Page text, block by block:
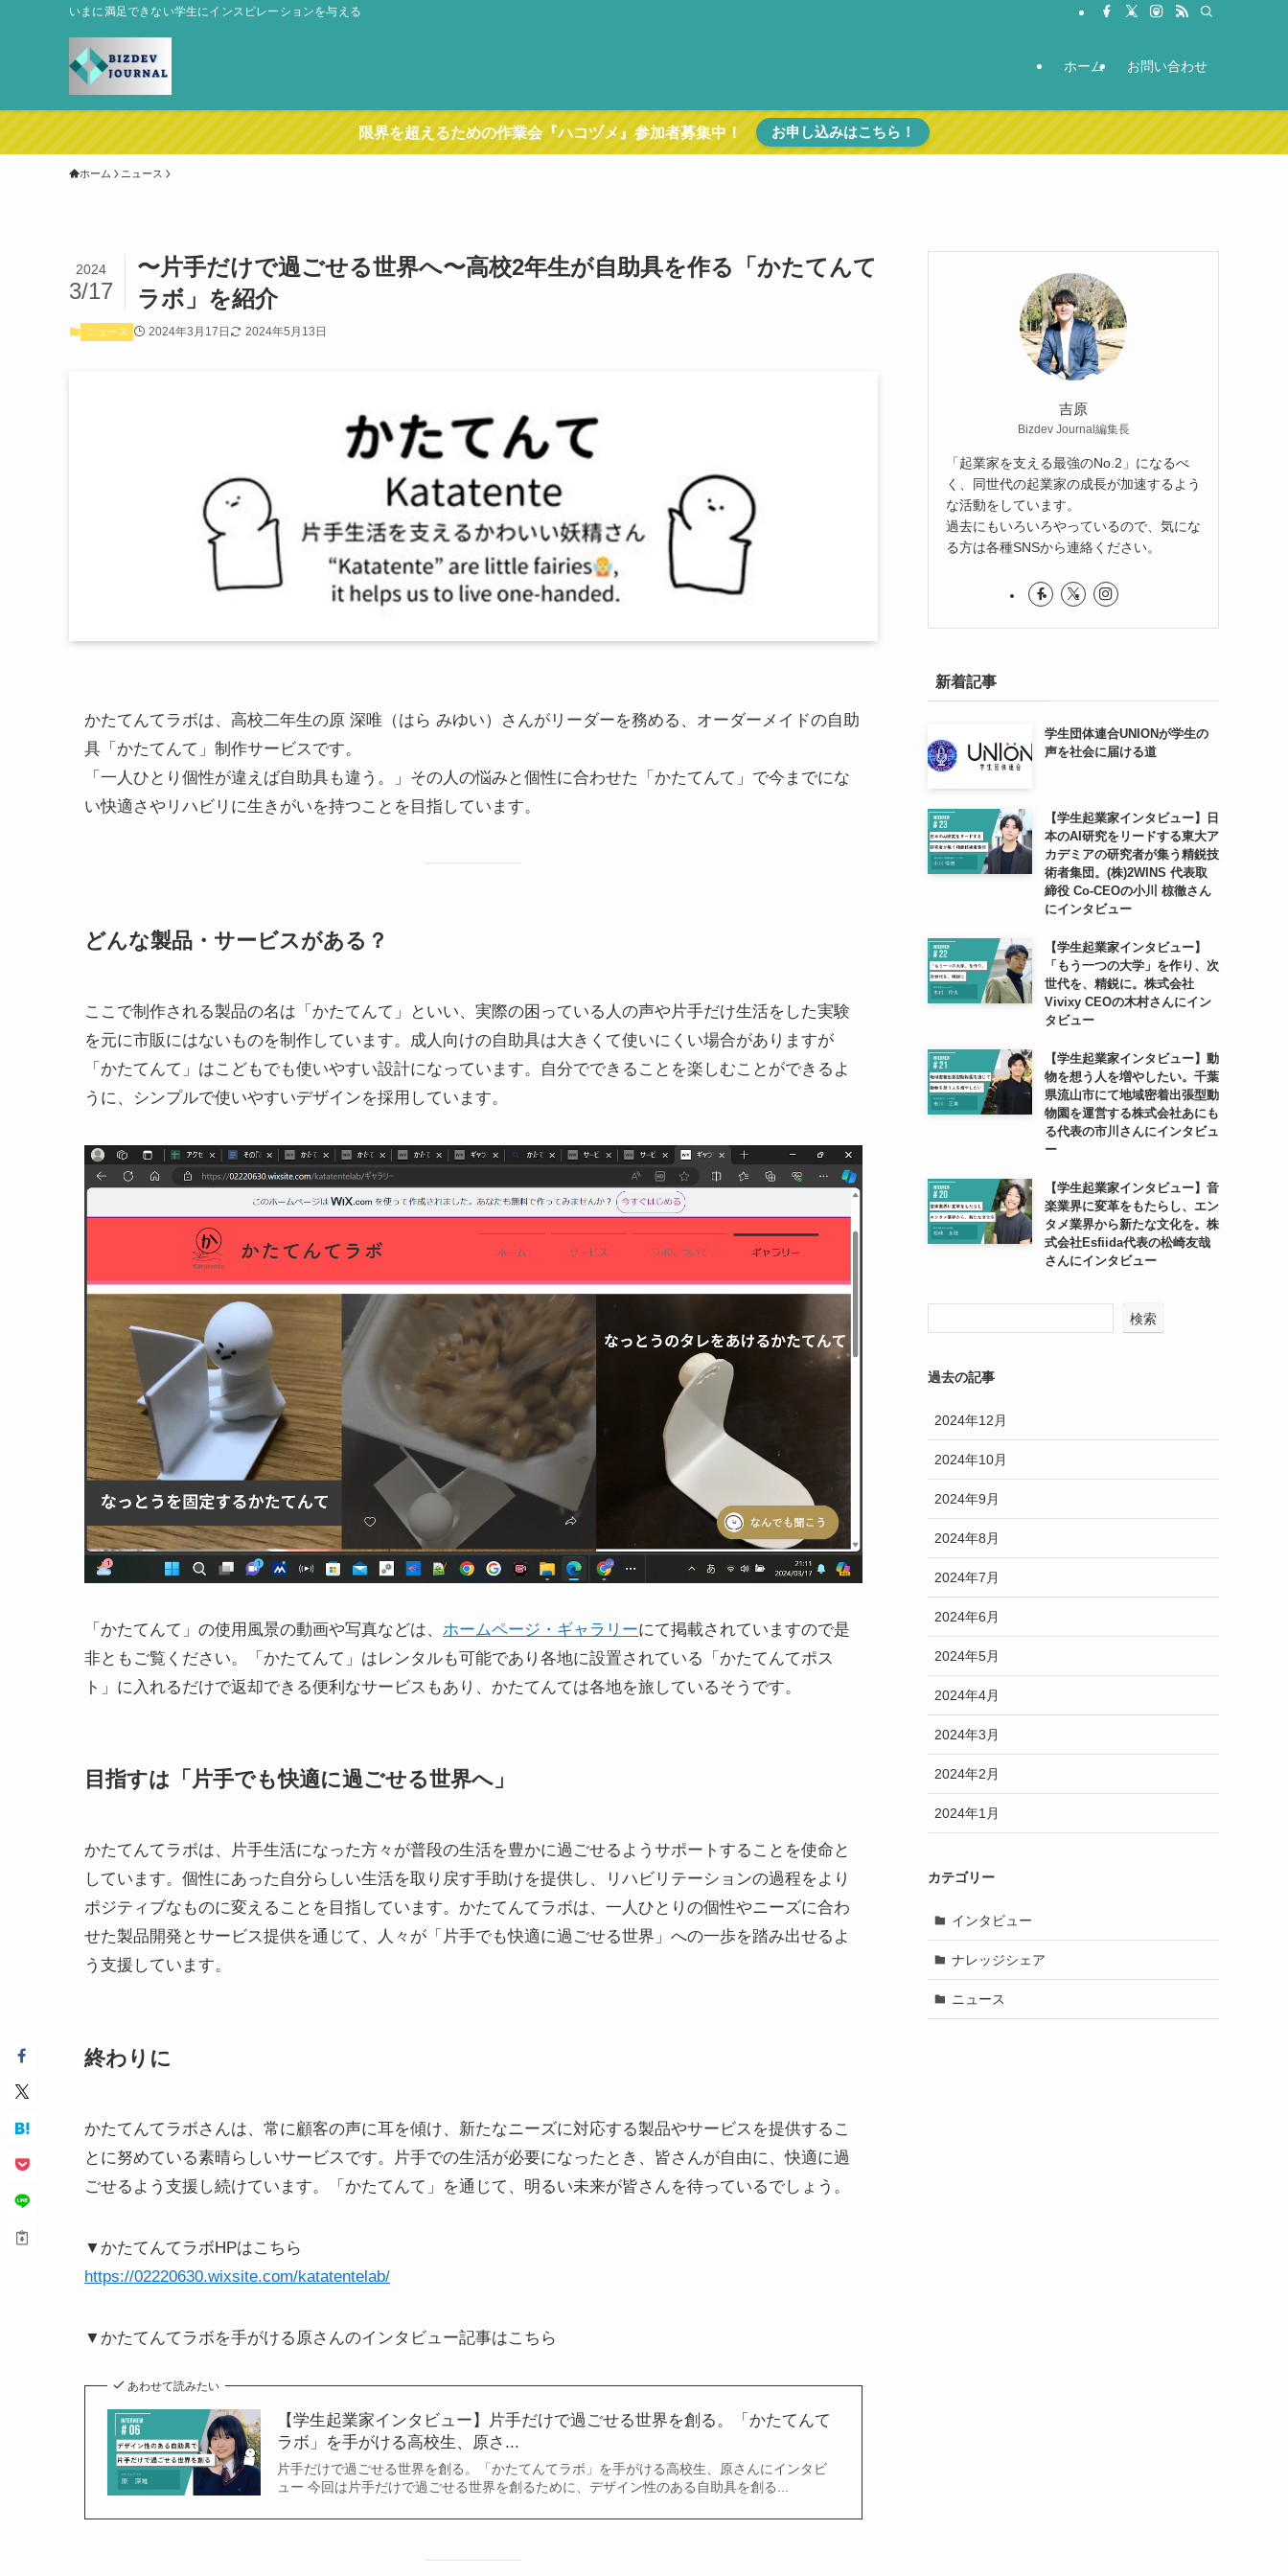
いまに満足できない学生にインスピレーションを与える
ホーム お問い合わせ
限界を超えるための作業会『ハコヅメ』参加者募集中！ お申し込みはこちら！
ホーム ニュース
〜片手だけで過ごせる世界へ〜高校2年生が自助具を作る「かたてんて
ラボ」を紹介
2024
3/17
ニュース 2024年3月17日 2024年5月13日
かたてんてラボは、高校二年生の原 深唯（はら みゆい）さんがリーダーを務める、オーダーメイドの自助
具「かたてんて」制作サービスです。
「一人ひとり個性が違えば自助具も違う。」その人の悩みと個性に合わせた「かたてんて」で今までにな
い快適さやリハビリに生きがいを持つことを目指しています。
どんな製品・サービスがある？
ここで制作される製品の名は「かたてんて」といい、実際の困っている人の声や片手だけ生活をした実験
を元に市販にはないものを制作しています。成人向けの自助具は大きくて使いにくい場合がありますが
「かたてんて」はこどもでも使いやすい設計になっています。自分でできることを楽しむことができるよ
うに、シンプルで使いやすいデザインを採用しています。
「かたてんて」の使用風景の動画や写真などは、 ホームページ・ギャラリーにて掲載されていますので是
非ともご覧ください。「かたてんて」はレンタルも可能であり各地に設置されている「かたてんてポス
ト」に入れるだけで返却できる便利なサービスもあり、かたてんては各地を旅しているそうです。
目指すは「片手でも快適に過ごせる世界へ」
かたてんてラボは、片手生活になった方々が普段の生活を豊かに過ごせるようサポートすることを使命と
しています。個性にあった自分らしい生活を取り戻す手助けを提供し、リハビリテーションの過程をより
ポジティブなものに変えることを目指しています。かたてんてラボは、一人ひとりの個性やニーズに合わ
せた製品開発とサービス提供を通じて、人々が「片手でも快適に過ごせる世界」への一歩を踏み出せるよ
う支援しています。
終わりに
かたてんてラボさんは、常に顧客の声に耳を傾け、新たなニーズに対応する製品やサービスを提供するこ
とに努めている素晴らしいサービスです。片手での生活が必要になったとき、皆さんが自由に、快適に過
ごせるよう支援し続けています。「かたてんて」を通じて、明るい未来が皆さんを待っているでしょう。
▼かたてんてラボHPはこちら
https://02220630.wixsite.com/katatentelab/
▼かたてんてラボを手がける原さんのインタビュー記事はこちら
あわせて読みたい
【学生起業家インタビュー】片手だけで過ごせる世界を創る。「かたてんて
ラボ」を手がける高校生、原さ...
片手だけで過ごせる世界を創る。「かたてんてラボ」を手がける高校生、原さんにインタビ
ュー 今回は片手だけで過ごせる世界を創るために、デザイン性のある自助具を創る...
吉原
Bizdev Journal編集長
「起業家を支える最強のNo.2」になるべ
く、同世代の起業家の成長が加速するよう
な活動をしています。
過去にもいろいろやっているので、気にな
る方は各種SNSから連絡ください。
新着記事
学生団体連合UNIONが学生の
声を社会に届ける道
【学生起業家インタビュー】日
本のAI研究をリードする東大ア
カデミアの研究者が集う精鋭技
術者集団。(株)2WINS 代表取
締役 Co-CEOの小川 椋徹さん
にインタビュー
【学生起業家インタビュー】
「もう一つの大学」を作り、次
世代を、精鋭に。株式会社
Vivixy CEOの木村さんにイン
タビュー
【学生起業家インタビュー】動
物を想う人を増やしたい。千葉
県流山市にて地域密着出張型動
物園を運営する株式会社あにも
る代表の市川さんにインタビュ
ー
【学生起業家インタビュー】音
楽業界に変革をもたらし、エン
タメ業界から新たな文化を。株
式会社Esfiida代表の松崎友哉
さんにインタビュー
検索
過去の記事
2024年12月
2024年10月
2024年9月
2024年8月
2024年7月
2024年6月
2024年5月
2024年4月
2024年3月
2024年2月
2024年1月
カテゴリー
インタビュー
ナレッジシェア
ニュース